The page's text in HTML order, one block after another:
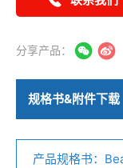
分享产品：
规格书&附件下载
产品规格书：